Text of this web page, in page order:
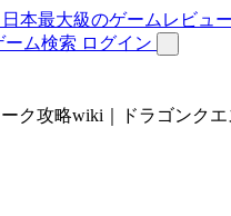
ーム検索 ログイン
ク攻略wiki｜ドラゴンク